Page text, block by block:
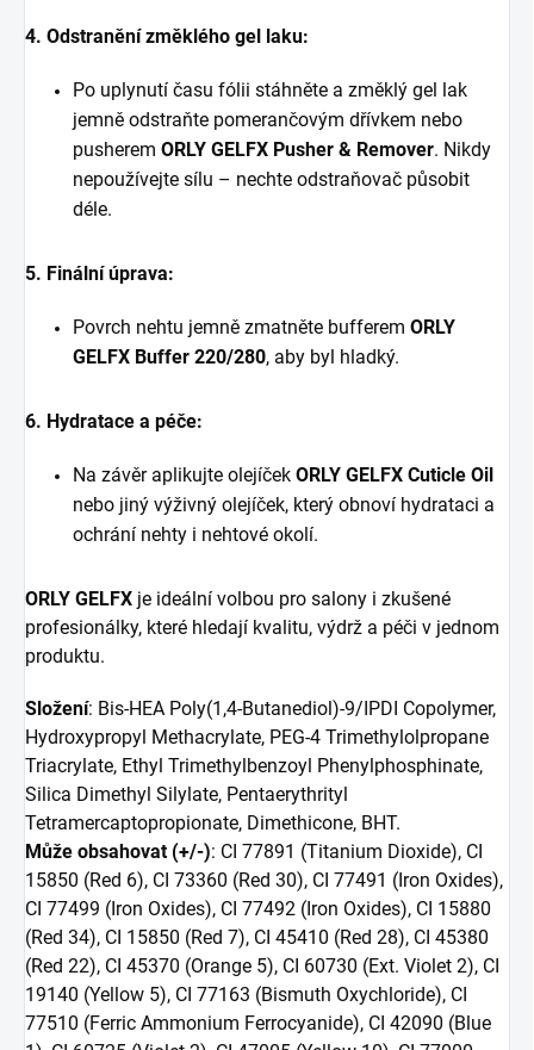
4. Odstranění změklého gel laku:
Po uplynutí času fólii stáhněte a změklý gel lak
jemně odstraňte pomerančovým dřívkem nebo
pusherem ORLY GELFX Pusher & Remover. Nikdy
nepoužívejte sílu – nechte odstraňovač působit
déle.
5. Finální úprava:
Povrch nehtu jemně zmatněte bufferem ORLY
GELFX Buffer 220/280, aby byl hladký.
6. Hydratace a péče:
Na závěr aplikujte olejíček ORLY GELFX Cuticle Oil
nebo jiný výživný olejíček, který obnoví hydrataci a
ochrání nehty i nehtové okolí.
ORLY GELFX je ideální volbou pro salony i zkušené
profesionálky, které hledají kvalitu, výdrž a péči v jednom
produktu.
Složení: Bis-HEA Poly(1,4-Butanediol)-9/IPDI Copolymer,
Hydroxypropyl Methacrylate, PEG-4 Trimethylolpropane
Triacrylate, Ethyl Trimethylbenzoyl Phenylphosphinate,
Silica Dimethyl Silylate, Pentaerythrityl
Tetramercaptopropionate, Dimethicone, BHT.
Může obsahovat (+/-): CI 77891 (Titanium Dioxide), CI
15850 (Red 6), CI 73360 (Red 30), CI 77491 (Iron Oxides),
CI 77499 (Iron Oxides), CI 77492 (Iron Oxides), CI 15880
(Red 34), CI 15850 (Red 7), CI 45410 (Red 28), CI 45380
(Red 22), CI 45370 (Orange 5), CI 60730 (Ext. Violet 2), CI
19140 (Yellow 5), CI 77163 (Bismuth Oxychloride), CI
77510 (Ferric Ammonium Ferrocyanide), CI 42090 (Blue